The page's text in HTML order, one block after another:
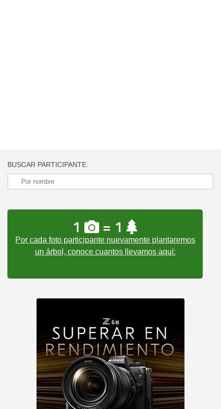
BUSCAR PARTICIPANTE:
1 = 1
Por cada foto participante nuevamente plantaremos
un árbol, conoce cuantos llevamos aquí: